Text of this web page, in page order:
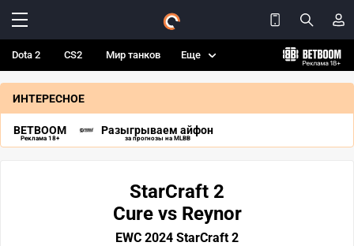
Dota 2 CS2 Мир танков Еще
ИНТЕРЕСНОЕ
BETBOOM
Реклама 18+
Разыгрываем айфон
за прогнозы на MLBB
StarCraft 2
Cure vs Reynor
EWC 2024 StarCraft 2